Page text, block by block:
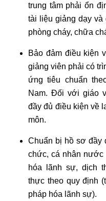
trung tâm phải ổn
tài liệu giảng dạy và
phòng cháy, chữa
Bảo đảm điều kiện
giảng viên phải có
ứng tiêu chuẩn
Nam. Đối với giáo
đầy đủ điều kiện về
môn.
Chuẩn bị hồ sơ đầy
chức, cá nhân
hóa lãnh sự, dịch
thực theo quy định
pháp hóa lãnh sự).